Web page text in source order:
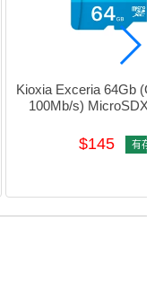
Kioxia Exceria 64Gb
100Mb/s) MicroSDXC
$145 有存貨